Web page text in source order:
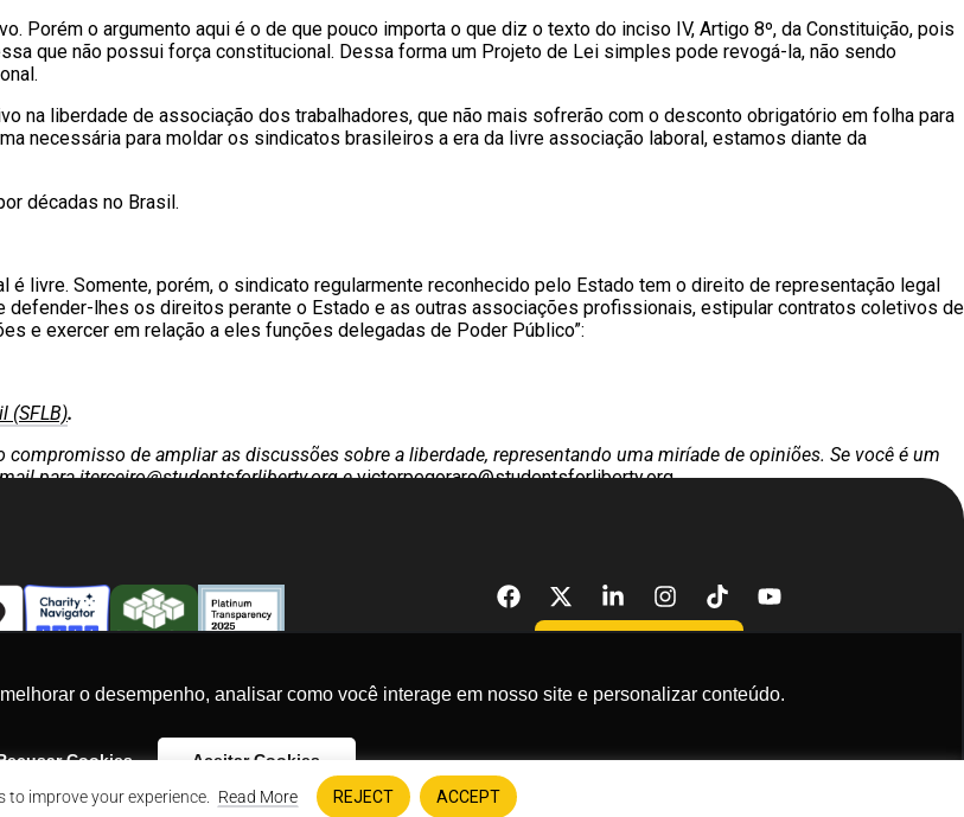
Eu concordo em receber comunicações.
Assinar
to improve your experience. Read More REJECT ACCEPT
o desempenho, analisar como você interage em nosso site e personalizar conteúdo.
Cookies Aceitar Cookies
Porém o argumento aqui é o de que pouco importa o que diz o texto do inciso IV, Artigo 8º, da Constituição, pois
que não possui força constitucional. Dessa forma um Projeto de Lei simples pode revogá-la, não sendo
na liberdade de associação dos trabalhadores, que não mais sofrerão com o desconto obrigatório em folha para
necessária para moldar os sindicatos brasileiros a era da livre associação laboral, estamos diante da
décadas no Brasil.
é livre. Somente, porém, o sindicato regularmente reconhecido pelo Estado tem o direito de representação legal
defender-lhes os direitos perante o Estado e as outras associações profissionais, estipular contratos coletivos de
e exercer em relação a eles funções delegadas de Poder Público”:
(SFLB).
de ampliar as discussões sobre a liberdade, representando uma miríade de opiniões. Se você é um
para iterceiro@studentsforliberty.orgevictorpegoraro@studentsforliberty.org
© 2026 Students For Liberty, All Rights Reserved
·Contact Us